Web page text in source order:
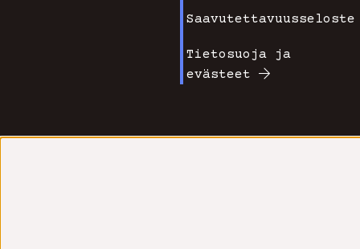
Saavutettavuusseloste
Tietosuoja ja
evästeet